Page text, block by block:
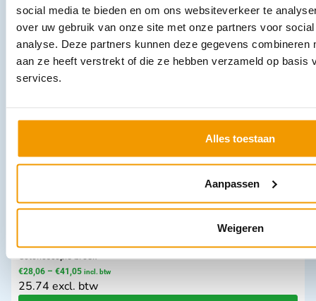
social media te bieden en om ons websiteverkeer te
over uw gebruik van onze site met onze partners voor
analyse. Deze partners kunnen deze gegevens combineren
aan ze heeft verstrekt of die ze hebben verzameld op basis
services.
Alles toestaan
Aanpassen
Weigeren
Sterilisatie papier in lagen -STERIKREPP- kleur Groen in diverse
maten
€70,37 – € 273,46 incl. btw
58.16 excl. btw
Colonoscopie broek
€28,06 – €41,05 incl. btw
25.74 excl. btw